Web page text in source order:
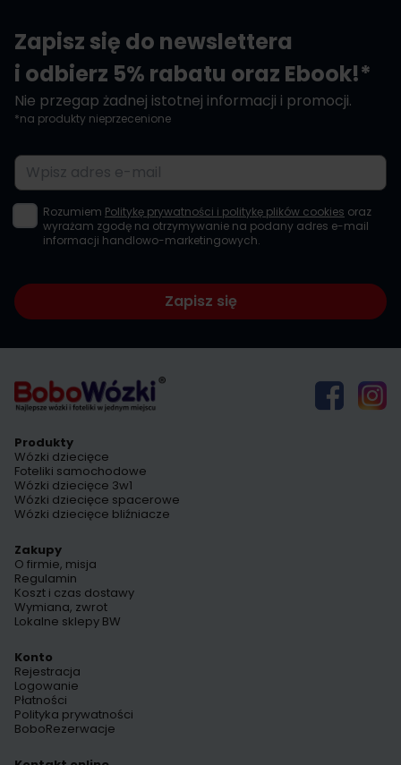
Zapisz się do newslettera
i odbierz 5% rabatu oraz Ebook!*
Nie przegap żadnej istotnej informacji i promocji.
*na produkty nieprzecenione
Adres e-mail
Rozumiem Politykę prywatności i politykę plików cookies oraz
wyrażam zgodę na otrzymywanie na podany adres e-mail
informacji handlowo-marketingowych.
Zapisz się
Produkty
Wózki dziecięce
Foteliki samochodowe
Wózki dziecięce 3w1
Wózki dziecięce spacerowe
Wózki dziecięce bliźniacze
Zakupy
O firmie, misja
Regulamin
Koszt i czas dostawy
Wymiana, zwrot
Lokalne sklepy BW
Konto
Rejestracja
Logowanie
Płatności
Polityka prywatności
BoboRezerwacje